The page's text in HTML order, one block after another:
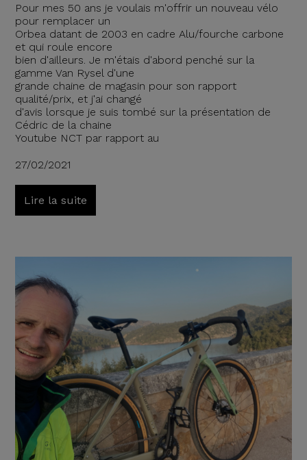
Pour mes 50 ans je voulais m'offrir un nouveau vélo
pour remplacer un
Orbea datant de 2003 en cadre Alu/fourche carbone
et qui roule encore
bien d'ailleurs. Je m'étais d'abord penché sur la
gamme Van Rysel d'une
grande chaine de magasin pour son rapport
qualité/prix, et j'ai changé
d'avis lorsque je suis tombé sur la présentation de
Cédric de la chaine
Youtube NCT par rapport au
27/02/2021
Lire la suite